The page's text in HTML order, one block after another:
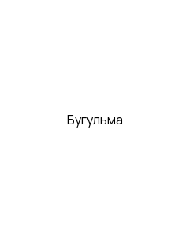
Бугульма